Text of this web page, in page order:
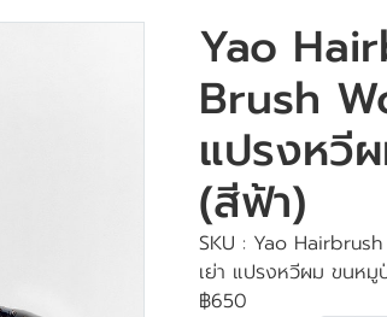
Yao
Brush
แปรงหวี
(สีฟ้า)
SKU : Yao
เย่า แปรงหวีผม ขนห
฿650